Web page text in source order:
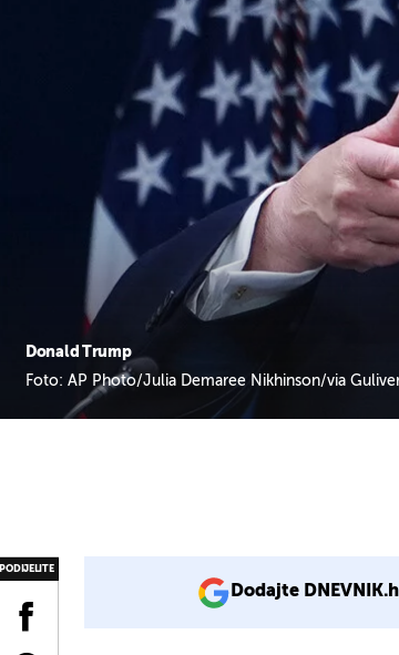
Donald Trump
Foto: AP Photo/Julia Demaree Nikhinson/via
PODIJELITE
Dodajte